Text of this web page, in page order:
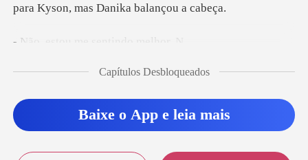
Sair
Capítulos Desbloqueados
Baixe o App e leia mais